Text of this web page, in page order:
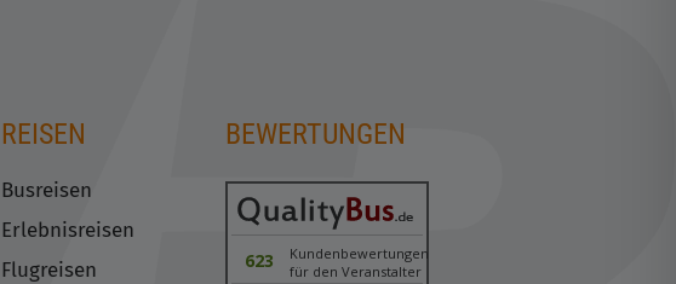
REISEN
Busreisen
Erlebnisreisen
Flugreisen
BEWERTUNGEN
623
Kundenbewertungen
für den Veranstalter